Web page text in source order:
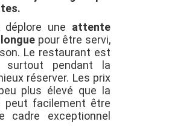
une attente
pour être servi,
Le restaurant est
surtout pendant la
réserver. Les prix
plus élevé que la
peut facilement être
cadre exceptionnel